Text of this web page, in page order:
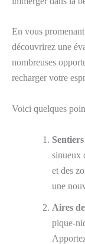
En vous
découvrirez une
nombreuses
recharger votre
Voici quelques
sinueux
et des
une
Aires
pique-